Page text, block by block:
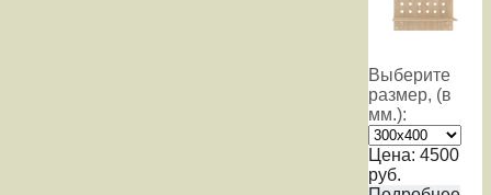
Выберите
размер, (в
мм.):
Цена: 4500
руб.